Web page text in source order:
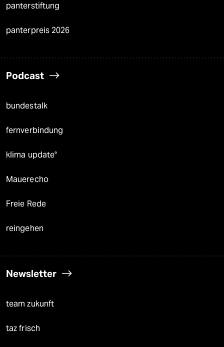
panterstiftung
panterpreis 2026
Podcast
bundestalk
fernverbindung
klima update°
Mauerecho
Freie Rede
reingehen
Newsletter
team zukunft
taz frisch